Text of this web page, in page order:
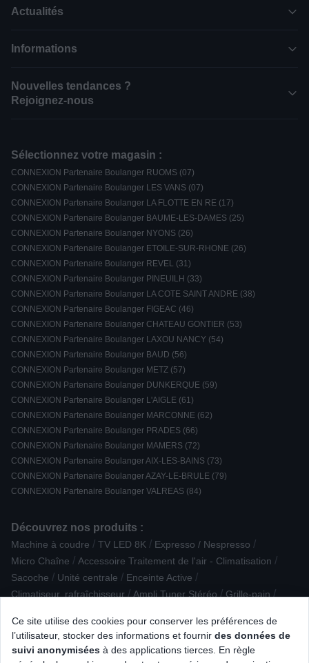
Ce site utilise des cookies pour conserver les préférences de
l’utilisateur, stocker des informations et fournir des données de
suivi anonymisées à des applications tierces. En règle
Actualités
Informations
Nouvelles tendances ?
Rejoignez-nous
Sélectionnez votre magasin :
CONNEXION Partenaire Boulanger RUOMS (07)
CONNEXION Partenaire Boulanger LES VANS (07)
CONNEXION Partenaire Boulanger LA FLOTTE EN RE (17)
CONNEXION Partenaire Boulanger BAUME-LES-DAMES (25)
CONNEXION Partenaire Boulanger NYONS (26)
CONNEXION Partenaire Boulanger ETOILE-SUR-RHONE (26)
CONNEXION Partenaire Boulanger REVEL (31)
CONNEXION Partenaire Boulanger PINEUILH (33)
CONNEXION Partenaire Boulanger LA COTE SAINT ANDRE (38)
CONNEXION Partenaire Boulanger FIGEAC (46)
CONNEXION Partenaire Boulanger CHATEAU GONTIER (53)
CONNEXION Partenaire Boulanger LAXOU NANCY (54)
CONNEXION Partenaire Boulanger BAUD (56)
CONNEXION Partenaire Boulanger METZ (57)
CONNEXION Partenaire Boulanger DUNKERQUE (59)
CONNEXION Partenaire Boulanger L'AIGLE (61)
CONNEXION Partenaire Boulanger MARCONNE (62)
CONNEXION Partenaire Boulanger PRADES (66)
CONNEXION Partenaire Boulanger MAMERS (72)
CONNEXION Partenaire Boulanger AIX-LES-BAINS (73)
CONNEXION Partenaire Boulanger AZAY-LE-BRULE (79)
CONNEXION Partenaire Boulanger VALREAS (84)
Découvrez nos produits :
Machine à coudre / TV LED 8K / Expresso / Nespresso /
Micro Chaîne / Accessoire Traitement de l'air - Climatisation /
Sacoche / Unité centrale / Enceinte Active /
Climatiseur, rafraîchisseur / Ampli Tuner Stéréo / Grille-pain /
PC Gamer portable / Conservation / Repas nomade /
Support audio/vidéo
Tablette Android Aspirateur traîneau sans sac